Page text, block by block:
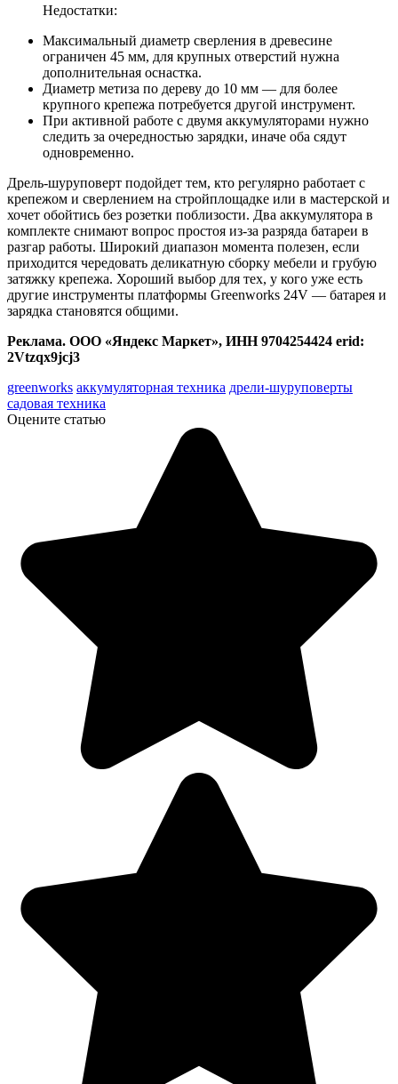
Недостатки:
Максимальный диаметр сверления в древесине
ограничен 45 мм, для крупных отверстий нужна
дополнительная оснастка.
Диаметр метиза по дереву до 10 мм — для более
крупного крепежа потребуется другой инструмент.
При активной работе с двумя аккумуляторами нужно
следить за очередностью зарядки, иначе оба сядут
одновременно.
Дрель-шуруповерт подойдет тем, кто регулярно работает с
крепежом и сверлением на стройплощадке или в мастерской и
хочет обойтись без розетки поблизости. Два аккумулятора в
комплекте снимают вопрос простоя из-за разряда батареи в
разгар работы. Широкий диапазон момента полезен, если
приходится чередовать деликатную сборку мебели и грубую
затяжку крепежа. Хороший выбор для тех, у кого уже есть
другие инструменты платформы Greenworks 24V — батарея и
зарядка становятся общими.
Реклама. ООО «Яндекс Маркет», ИНН 9704254424 erid:
2Vtzqx9jcj3
greenworks аккумуляторная техника дрели-шуруповерты
садовая техника
Оцените статью